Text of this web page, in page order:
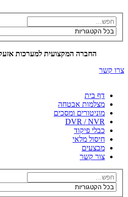
החברה המקצועית למערכות
צרו קשר
דף בית
מצלמות אבטחה
מוניטורים ומסכים
DVR / NVR
כבלי פיקוד
חיסול מלאי
מבצעים
צור קשר